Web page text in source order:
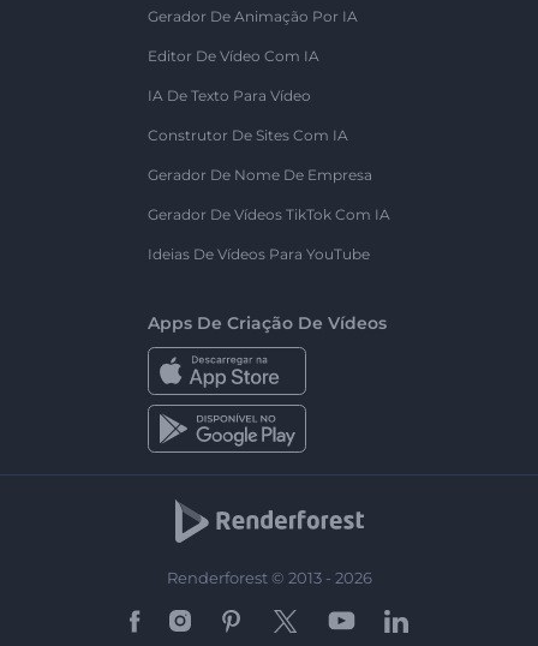
Gerador De Animação Por IA
Editor De Vídeo Com IA
IA De Texto Para Vídeo
Construtor De Sites Com IA
Gerador De Nome De Empresa
Gerador De Vídeos TikTok Com IA
Ideias De Vídeos Para YouTube
Apps De Criação De Vídeos
Renderforest © 2013 - 2026